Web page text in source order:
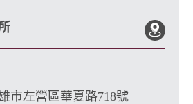
市左營區華夏路718號